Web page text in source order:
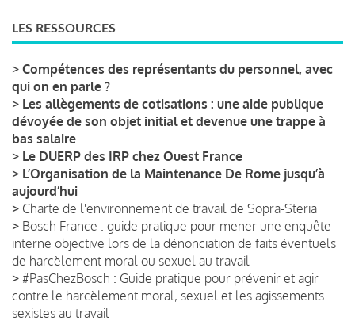
LES RESSOURCES
> Compétences des représentants du personnel, avec
qui on en parle ?
> Les allègements de cotisations : une aide publique
dévoyée de son objet initial et devenue une trappe à
bas salaire
> Le DUERP des IRP chez Ouest France
> L’Organisation de la Maintenance De Rome jusqu’à
aujourd’hui
> Charte de l'environnement de travail de Sopra-Steria
> Bosch France : guide pratique pour mener une enquête
interne objective lors de la dénonciation de faits éventuels
de harcèlement moral ou sexuel au travail
> #PasChezBosch : Guide pratique pour prévenir et agir
contre le harcèlement moral, sexuel et les agissements
sexistes au travail